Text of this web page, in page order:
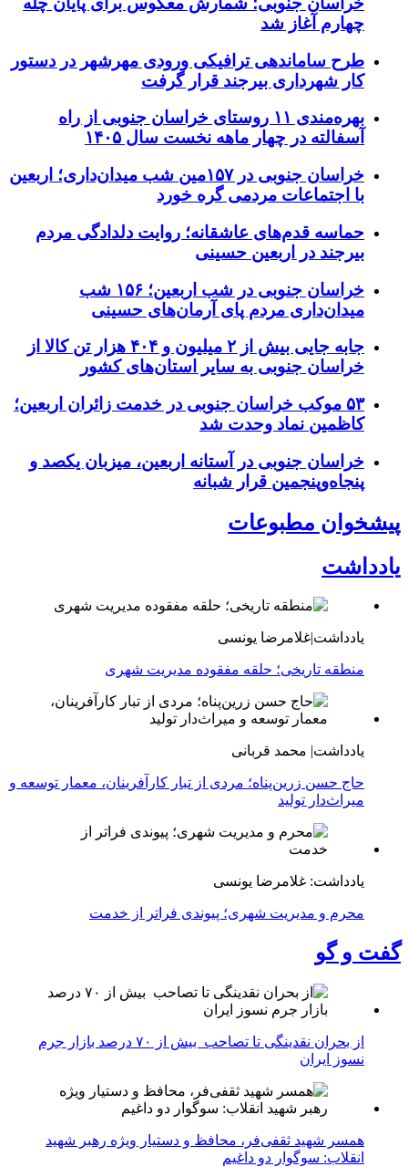
چهارم آغاز شد
طرح ساماندهی ترافیکی ورودی مهرشهر در دستور
کار شهرداری بیرجند قرار گرفت
بهره‌مندی ۱۱ روستای خراسان جنوبی از راه
آسفالته در چهار ماهه نخست سال ۱۴۰۵
خراسان جنوبی در ۱۵۷مین شب میدان‌داری؛ اربعین
با اجتماعات مردمی گره خورد
حماسه قدم‌های عاشقانه؛ روایت دلدادگی مردم
بیرجند در اربعین حسینی
خراسان جنوبی در شب اربعین؛ ۱۵۶ شب
میدان‌داری مردم پای آرمان‌های حسینی
جابه جایی بیش از ۲ میلیون و ۴۰۴ هزار تن کالا از
خراسان جنوبی به سایر استان‌های کشور
۵۳ موکب خراسان جنوبی در خدمت زائران اربعین؛
کاظمین نماد وحدت شد
خراسان جنوبی در آستانه اربعین، میزبان یکصد و
پنجاه‌وپنجمین قرار شبانه
پیشخوان مطبوعات
یادداشت
یادداشت|غلامرضا یونسی
منطقه تاریخی؛ حلقه مفقوده مدیریت شهری
یادداشت| محمد قربانی
حاج حسن زرین‌پناه؛ مردی از تبار کارآفرینان، معمار توسعه و
میراث‌دار تولید
یادداشت: غلامرضا یونسی
محرم و مدیریت شهری؛ پیوندی فراتر از خدمت
گفت و گو
از بحران نقدینگی تا تصاحب بیش از ۷۰ درصد بازار جرم
نسوز ایران
همسر شهید ثقفی‌فر، محافظ و دستیار ویژه رهبر شهید
انقلاب: سوگوار دو داغیم